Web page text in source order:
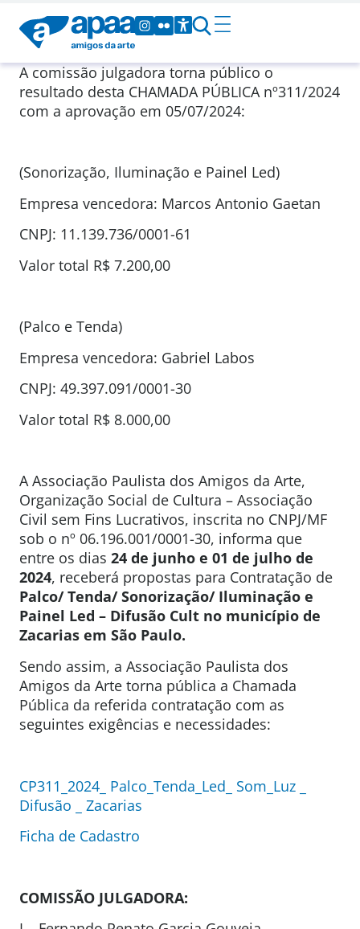
A comissão julgadora torna público o
resultado desta CHAMADA PÚBLICA nº311/2024
com a aprovação em 05/07/2024:
(Sonorização, Iluminação e Painel Led)
Empresa vencedora: Marcos Antonio Gaetan
CNPJ: 11.139.736/0001-61
Valor total R$ 7.200,00
(Palco e Tenda)
Empresa vencedora: Gabriel Labos
CNPJ: 49.397.091/0001-30
Valor total R$ 8.000,00
A Associação Paulista dos Amigos da Arte,
Organização Social de Cultura – Associação
Civil sem Fins Lucrativos, inscrita no CNPJ/MF
sob o nº 06.196.001/0001-30, informa que
entre os dias 24 de junho e 01 de julho de
2024, receberá propostas para Contratação de
Palco/ Tenda/ Sonorização/Iluminação e
Painel Led – Difusão Cult no município de
Zacarias em São Paulo.
Sendo assim, a Associação Paulista dos
Amigos da Arte torna pública a Chamada
Pública da referida contratação com as
seguintes exigências e necessidades:
CP311_2024_ Palco_Tenda_Led_ Som_Luz _
Difusão _ Zacarias
Ficha de Cadastro
COMISSÃO JULGADORA: